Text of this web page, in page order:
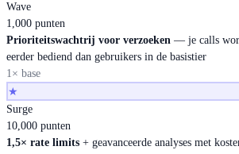
Wave
1,000 punten
Prioriteitswachtrij voor verzoeken — je calls
eerder bediend dan gebruikers in de basistier
1× base
★
Surge
10,000 punten
1,5× rate limits + geavanceerde analyses met